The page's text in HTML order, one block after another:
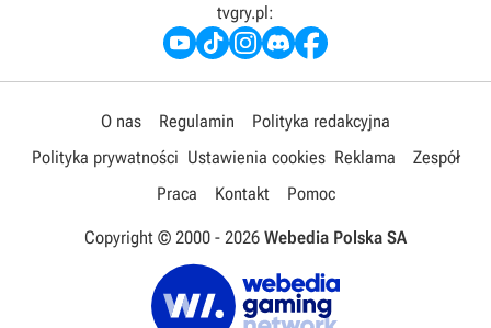
tvgry.pl:
O nas Regulamin
Polityka redakcyjna
Polityka prywatności Ustawienia cookies Reklama
Zespół
Praca
Kontakt Pomoc
Copyright © 2000 - 2026 Webedia Polska SA